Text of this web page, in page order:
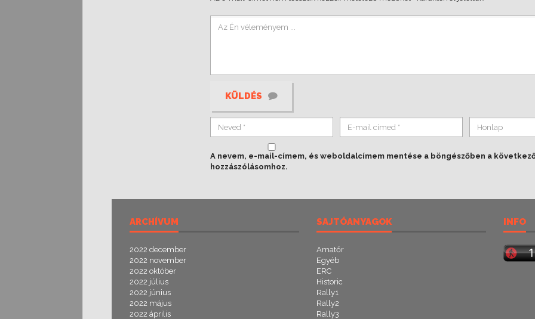
KÜLDÉS
A nevem, e-mail-címem, és weboldalcímem mentése a böngészőben a
hozzászólásomhoz.
ARCHÍVUM
2022 december
2022 november
2022 október
2022 július
2022 június
2022 május
2022 április
SAJTÓANYAGOK
Amatőr
Egyéb
ERC
Historic
Rally1
Rally2
Rally3
INFO